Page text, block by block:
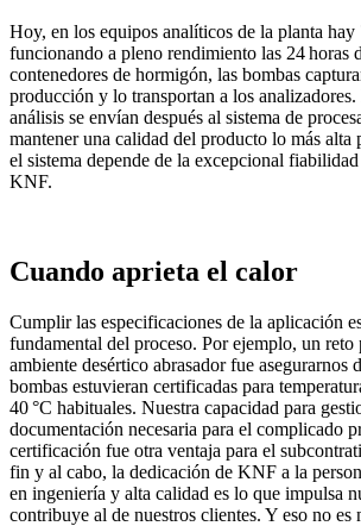
Hoy, en los equipos analíticos de la planta
funcionando a pleno rendimiento las 24 horas
contenedores de hormigón, las bombas
producción y lo transportan a los
análisis se envían después al sistema de
mantener una calidad del producto lo más alta
el sistema depende de la excepcional
KNF.
Cuando aprieta el calor
Cumplir las especificaciones de la aplicación
fundamental del proceso. Por ejemplo, un reto
ambiente desértico abrasador fue asegurarnos
bombas estuvieran certificadas para
40 °C habituales. Nuestra capacidad para
documentación necesaria para el complicado
certificación fue otra ventaja para el
fin y al cabo, la dedicación de KNF a la
en ingeniería y alta calidad es lo que impulsa
contribuye al de nuestros clientes. Y eso no es